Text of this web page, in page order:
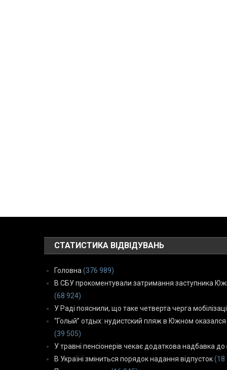
СТАТИСТИКА ВІДВІДУВАНЬ
Головна (376 989)
В СБУ прокоментували затримання заступника
(68 924)
У Раді пояснили, що таке четверта черга
“Голый” отдых: нудистский пляж в Южном
(39 505)
У травні пенсіонерів чекає додаткова надбавка до
В Україні зміниться порядок надання відпусток (18